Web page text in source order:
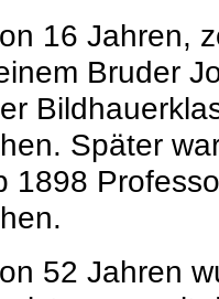
16 Jahren,
Bruder
Später
1898
52 Jahren